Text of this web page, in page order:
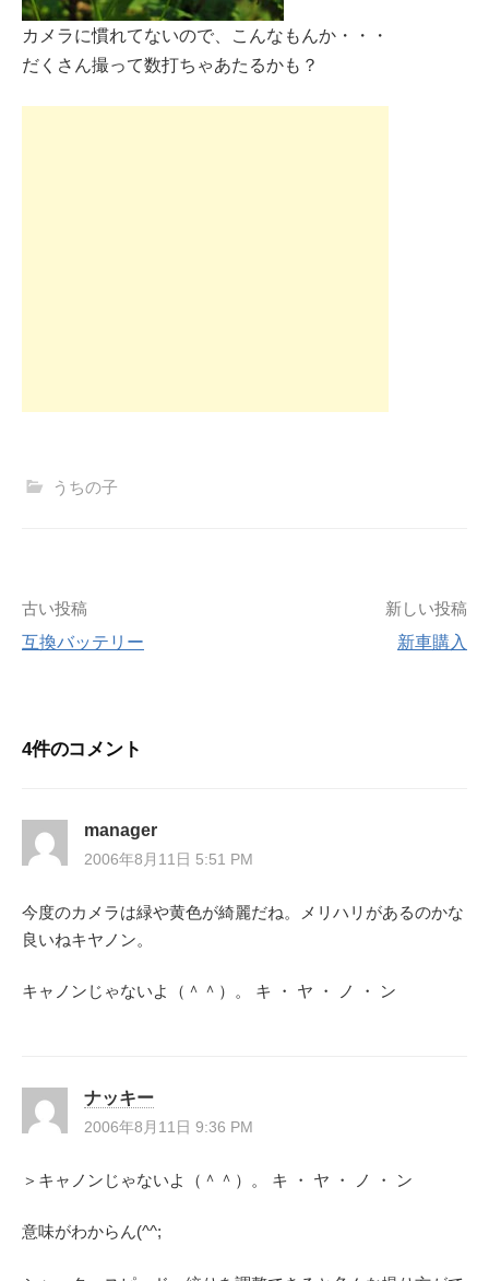
カメラに慣れてないので、こんなもんか・・・
だくさん撮って数打ちゃあたるかも？
うちの子
投
稿
ビ
ゲ
ー
シ
ョ
ン
古い投稿
互換バッテリー
新しい投稿
新車購入
4件のコメント
manager
2006年8月11日 5:51 PM
今度のカメラは緑や黄色が綺麗だね。メリハリがあるのかな
良いねキヤノン。
キャノンじゃないよ（＾＾）。 キ ・ ヤ ・ ノ ・ ン
ナッキー
2006年8月11日 9:36 PM
＞キャノンじゃないよ（＾＾）。 キ ・ ヤ ・ ノ ・ ン
意味がわからん(^^;